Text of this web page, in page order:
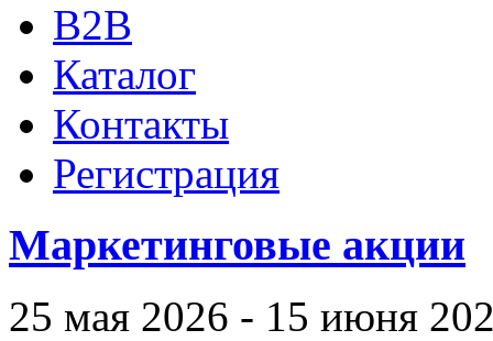
B2B
Каталог
Контакты
Регистрация
Маркетинговые акции
25 мая 2026 - 15 июня